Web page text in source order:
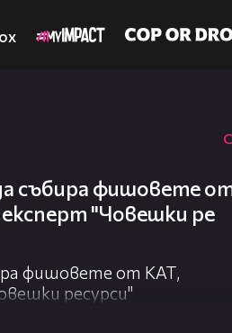
събира фишовете
"Човешки ре
фишовете от КАТ,
ресурси"